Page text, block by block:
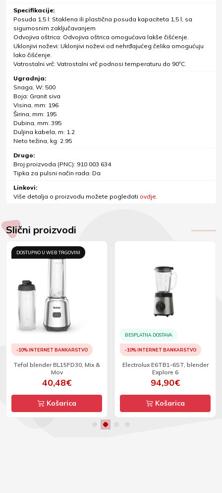
Specifikacije:
Posuda 1,5 l: Staklena ili plastična posuda kapaciteta 1,5 l, sa
sigurnosnim zaključavanjem
Odvojiva oštrica: Odvojiva oštrica omogućava lakše čišćenje.
Uklonjivi noževi: Uklonjivi noževi od nehrđajućeg čelika omogućuju
lako čišćenje.
Vatrostalni vrč: Vatrostalni vrč podnosi temperaturu do 90ºC.
Ugradnja:
Snaga, W: 500
Boja: Granit siva
Visina, mm: 196
Širina, mm: 195
Dubina, mm: 395
Duljina kabela, m: 1.2
Neto težina, kg: 2.95
Drugo:
Broj proizvoda (PNC): 910 003 634
Tipka za pulsni način rada: Da
Linkovi:
Više detalja o proizvodu možete pogledati ovdje.
Slični proizvodi
DOSTUPNO U WEB TRGOVINI
-10% INTERNET BANKARSTVO
Tefal blender BL15FD30, Mix &
Mov
40,48€
Košarica
BESPLATNA DOSTAVA
-10% INTERNET BANKARSTVO
Electrolux E6TB1-6ST, blender
Explore 6
94,90€
Košarica